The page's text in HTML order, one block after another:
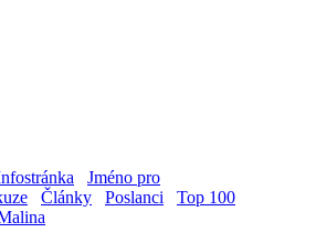
Jméno pro
Články Poslanci
Top 100